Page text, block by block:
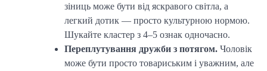
зіниць може бути від яскравого світла, а
легкий дотик — просто культурною нормою.
Шукайте кластер з 4–5 ознак одночасно.
Переплутування дружби з потягом. Чоловік
може бути просто товариським і уважним, але